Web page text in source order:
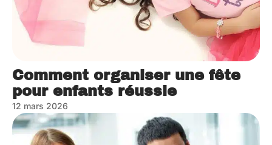
Comment organiser une fête
pour enfants réussie
12 mars 2026